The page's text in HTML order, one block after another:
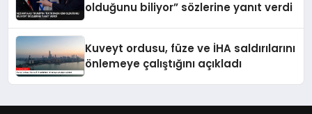
olduğunu biliyor” sözlerine yanıt verdi
Kuveyt ordusu, füze ve İHA saldırılarını
önlemeye çalıştığını açıkladı